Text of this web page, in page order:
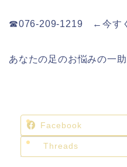
☎076-209-1219 ←今すぐ
あなたの足のお悩みの一
Facebook
Threads